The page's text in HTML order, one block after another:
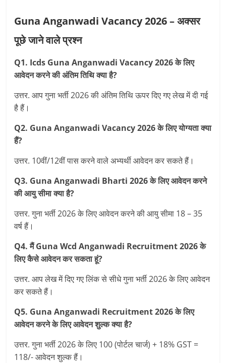
Guna Anganwadi Vacancy 2026 – अक्सर
पूछे जाने वाले प्रश्न
Q1. Icds Guna Anganwadi Vacancy 2026 के लिए
आवेदन करने की अंतिम तिथि क्या है?
उत्तर. आप गुना भर्ती 2026 की अंतिम तिथि ऊपर दिए गए लेख में दी गई
है हैं।
Q2. Guna Anganwadi Vacancy 2026 के लिए योग्यता क्या
हैं?
उत्तर. 10वीं/12वीं पास करने वाले अभ्‍यर्थी आवेदन कर सकते हैं।
Q3. Guna Anganwadi Bharti 2026 के लिए आवेदन करने
की आयु सीमा क्या है?
उत्तर. गुना भर्ती 2026 के लिए आवेदन करने की आयु सीमा 18 – 35
वर्ष हैं।
Q4. मैं Guna Wcd Anganwadi Recruitment 2026 के
लिए कैसे आवेदन कर सकता हूं?
उत्तर. आप लेख में दिए गए लिंक से सीधे गुना भर्ती 2026 के लिए आवेदन
कर सकते हैं।
Q5. Guna Anganwadi Recruitment 2026 के लिए
आवेदन करने के लिए आवेदन शुल्क क्या है?
उत्तर. गुना भर्ती 2026 के लिए 100 (पोर्टल चार्ज) + 18% GST =
118/- आवेदन शुल्‍क हैं।